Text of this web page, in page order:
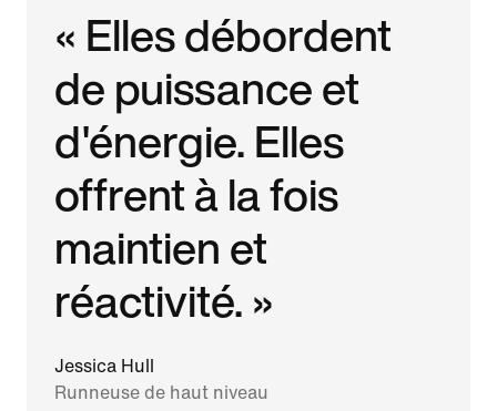
« Elles débordent
de puissance et
d'énergie. Elles
offrent à la fois
maintien et
réactivité. »
Jessica Hull
Runneuse de haut niveau